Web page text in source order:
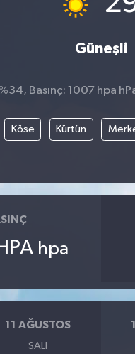
Güneşli
Basınç: 1007 hpa
Köse Kürtün
hpa
11 AĞUSTOS
SALI